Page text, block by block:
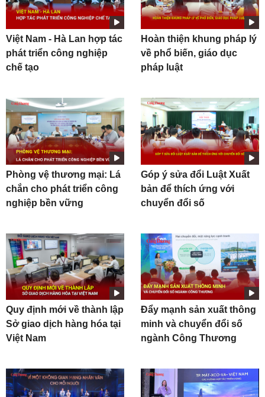
Việt Nam - Hà Lan hợp tác
phát triển công nghiệp
chế tạo
Hoàn thiện khung pháp lý
về phổ biến, giáo dục
pháp luật
Phòng vệ thương mại: Lá
chắn cho phát triển công
nghiệp bền vững
Góp ý sửa đổi Luật Xuất
bản để thích ứng với
chuyển đổi số
Quy định mới về thành lập
Sở giao dịch hàng hóa tại
Việt Nam
Đẩy mạnh sản xuất thông
minh và chuyển đổi số
ngành Công Thương